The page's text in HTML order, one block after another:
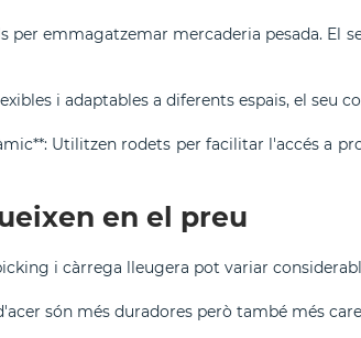
per emmagatzemar mercaderia pesada. El
i adaptables a diferents espais, el seu
Utilitzen rodets per facilitar l'accés a
en el preu
i càrrega lleugera pot variar
són més duradores però també més